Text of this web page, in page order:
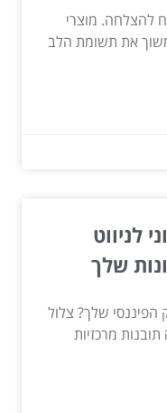
להצלחה. מוצרי
את תשומת הלב
לניווט
שלך
שלך? צלול
מרכזיות